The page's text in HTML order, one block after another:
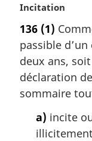
N
t
e
m
a
g
Incitation
136 (1)
passible
deux ans,
déclaration
sommaire
a) incite